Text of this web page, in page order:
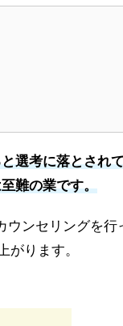
選考に落とされ
難の業です。
ウンセリングを行
がります。